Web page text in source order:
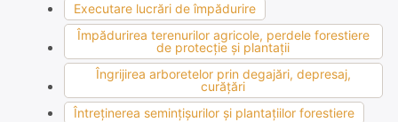
Executare lucrări de împădurire
Împădurirea terenurilor agricole, perdele forestiere
de protecţie şi plantaţii
Îngrijirea arboretelor prin degajări, depresaj,
curăţări
Întreţinerea seminţişurilor şi plantaţiilor forestiere